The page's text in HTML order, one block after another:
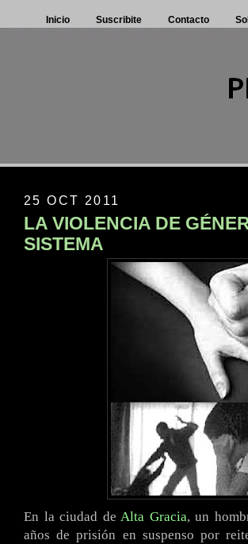
Inicio Suscribite Contacto
25 OCT 2011
LA VIOLENCIA DE
SISTEMA
En la ciudad deAlta Gracia, un
años de prisión en suspenso por